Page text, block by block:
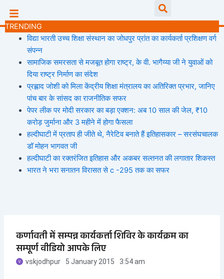
content
TRENDING
विद्या भारती उच्च शिक्षा संस्थान का जोधपुर प्रांत का कार्यकर्ता प्रशिक्षण वर्ग
संपन्न
सामाजिक समरसता से मजबूत होगा राष्ट्र, के वी. भागैय्या जी ने युवाओं को
दिया राष्ट्र निर्माण का संदेश
प्रह्लाद जोशी को मिला केंद्रीय शिक्षा मंत्रालय का अतिरिक्त प्रभार, जानिए
पांच बार के सांसद का राजनीतिक सफर
पेपर लीक पर मोदी सरकार का बड़ा एक्शन: अब 10 साल की जेल, ₹10
करोड़ जुर्माना और 3 महीने में होगा फैसला
हल्दीघाटी में प्रताप ही जीते थे, नैरेटिव बनाते हैं इतिहासकार – सरसंघचालक
डॉ मोहन भागवत जी
हल्दीघाटी का रक्तरंजित इतिहास और अकबर सल्तनत की लगातार शिकस्त
भारत ने भरा सनातन विरासत से c -295 तक का सफर
कर्णावती में सम्पन्न कार्यकर्त्ता शिविर के कार्यक्रम का
सम्पूर्ण वीडियो आपके लिए
vskjodhpur 5 January 2015 3:54 am